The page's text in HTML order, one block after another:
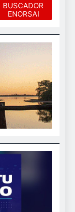
BUSCADOR
ENORSAI